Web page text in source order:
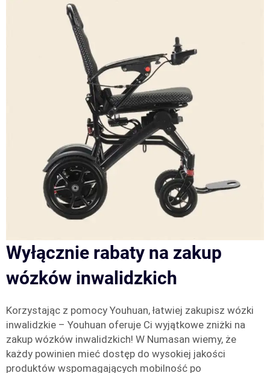
Wyłącznie rabaty na zakup
wózków inwalidzkich
Korzystając z pomocy Youhuan, łatwiej zakupisz wózki
inwalidzkie – Youhuan oferuje Ci wyjątkowe zniżki na
zakup wózków inwalidzkich! W Numasan wiemy, że
każdy powinien mieć dostęp do wysokiej jakości
produktów wspomagających mobilność po